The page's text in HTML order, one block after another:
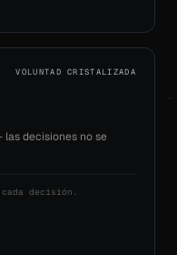
VOLUNTAD CRISTALIZADA
las decisiones no se
decisión.